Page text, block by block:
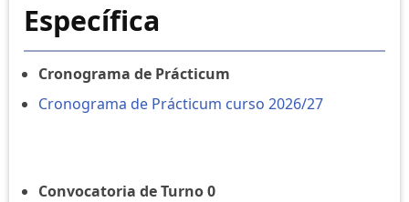
Específica
Cronograma de Prácticum
Cronograma de Prácticum curso 2026/27
Convocatoria de Turno 0